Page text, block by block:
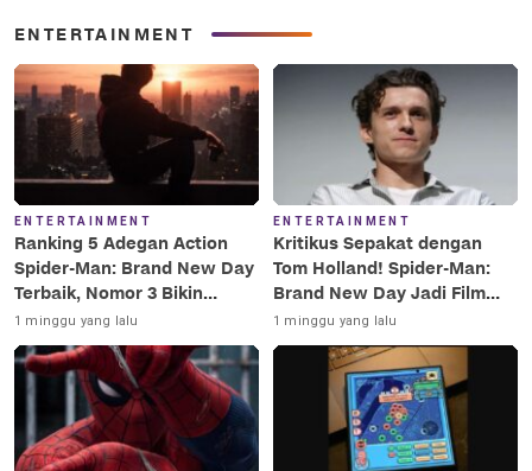
ENTERTAINMENT
ENTERTAINMENT
Ranking 5 Adegan Action
Spider-Man: Brand New Day
Terbaik, Nomor 3 Bikin
Terkesima!
1 minggu yang lalu
ENTERTAINMENT
Kritikus Sepakat dengan
Tom Holland! Spider-Man:
Brand New Day Jadi Film
Terbaik Era MCU
1 minggu yang lalu